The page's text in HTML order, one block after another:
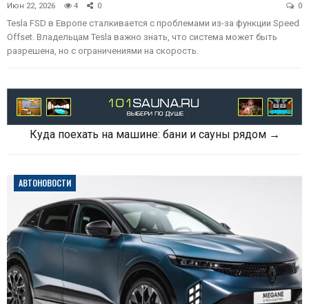
Июн 22, 2026 4 0 0
Tesla FSD в Европе сталкивается с проблемами из-за функции Speed
Offset. Владельцам Tesla важно знать, что система может быть
разрешена, но с ограничениями на скорость.
Куда поехать на машине: бани и сауны рядом →
АВТОНОВОСТИ